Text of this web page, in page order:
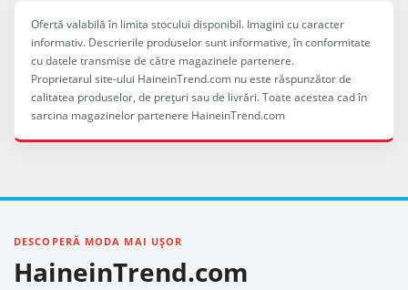
Ofertă valabilă în limita stocului disponibil. Imagini cu caracter
informativ. Descrierile produselor sunt informative, în conformitate
cu datele transmise de către magazinele partenere.
Proprietarul site-ului HaineinTrend.com nu este răspunzător de
calitatea produselor, de preţuri sau de livrări. Toate acestea cad în
sarcina magazinelor partenere HaineinTrend.com
DESCOPERĂ MODA MAI UȘOR
HaineinTrend.com